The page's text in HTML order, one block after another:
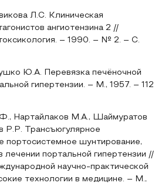
Л.С. Клиническая
ангиотензина 2 //
– 1990. – № 2. – С.
Ю.А. Перевязка печёночной
гипертензии. – М., 1957. – 112
Нартайлаков М.А., Шаймуратов
Р.Р. Трансъюгулярное
портосистемное шунтирование,
лечении портальной гипертензии //
научно-практической
технологии в медицине. – М.,